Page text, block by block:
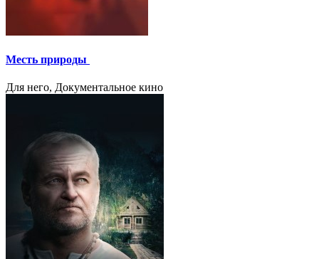
Месть природы
Для него, Документальное кино